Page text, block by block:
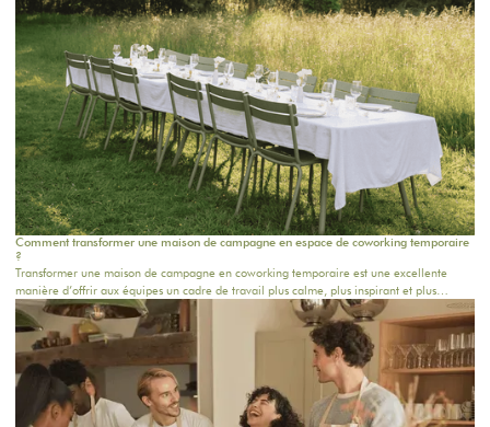
Chez Oasis House, nous croyons qu’un séjour réussi naît d’un équilibre simple : un
cadre inspirant, une organisation fluide et des moments humains qui restent.
Comment transformer une maison de campagne en espace de coworking temporaire
?
Transformer une maison de campagne en coworking temporaire est une excellente
manière d’offrir aux équipes un cadre de travail plus calme, plus inspirant et plus
humain. Loin du bureau classique, ce format permet de réunir les collaborateurs dans
un lieu chaleureux, propice à la concentration, aux échanges et à la créativité. Pour une
journée d’équipe, un séminaire résidentiel proche de Paris ou une retraite de plusieurs
jours, chaque détail compte.